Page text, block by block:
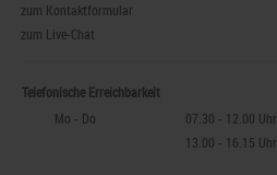
zum Kontaktformular
zum Live-Chat
Telefonische Erreichbarkeit
Mo - Do
07.30 - 12.00 Uhr
13.00 - 16.15 Uhr